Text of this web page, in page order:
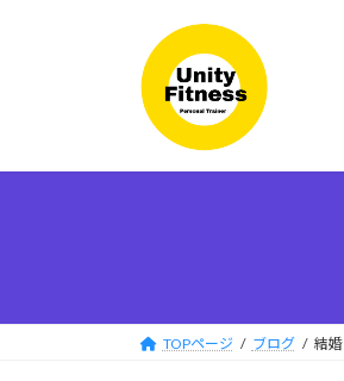
TOPページ ブログ 結婚